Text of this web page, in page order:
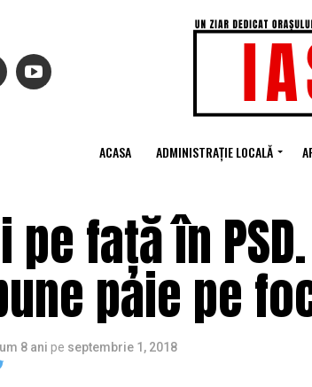
ACASA ADMINISTRAȚIE LOCALĂ
pe față în
paie pe
8 ani pe septembrie 1, 2018